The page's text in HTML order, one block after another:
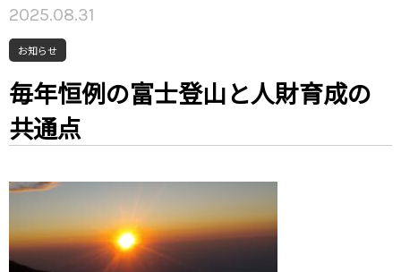
2025.08.31
お知らせ
毎年恒例の富士登山と人財育成の
共通点